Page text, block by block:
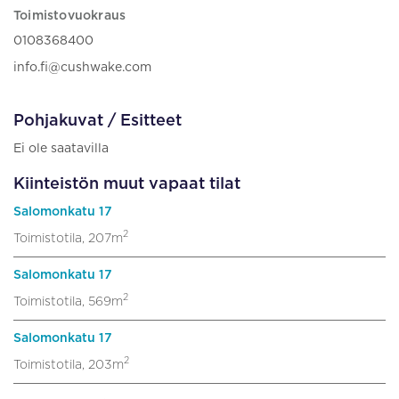
Toimistovuokraus
0108368400
info.fi@cushwake.com
Pohjakuvat / Esitteet
Ei ole saatavilla
Kiinteistön muut vapaat tilat
Salomonkatu 17
Toimistotila, 207m2
Salomonkatu 17
Toimistotila, 569m2
Salomonkatu 17
Toimistotila, 203m2